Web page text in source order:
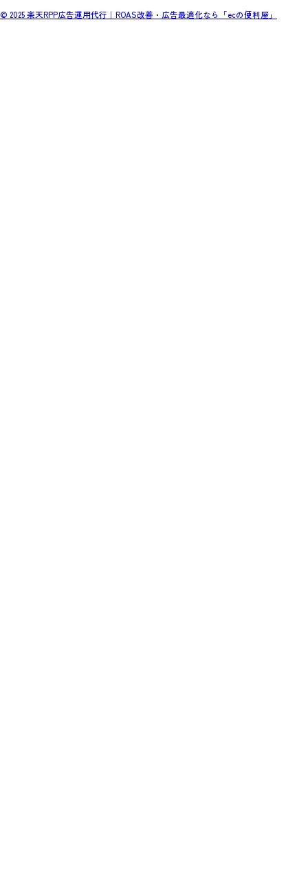
© 2025 楽天RPP広告運用代行｜ROAS改善・広告最適化なら「ecの便利屋」